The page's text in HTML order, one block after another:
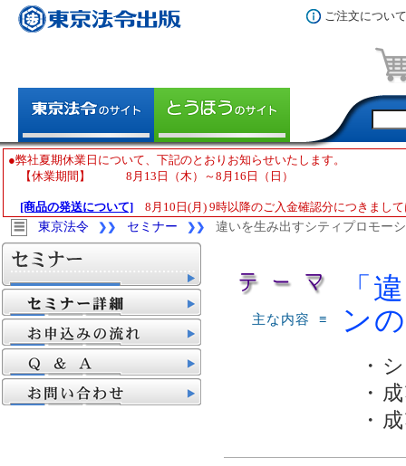
ご注文について
●弊社夏期休業日について、下記のとおりお知らせいたします。
【休業期間】 8月13日（木）～8月16日（日）
[商品の発送について] 8月10日(月) 9時以降のご入金確認分につきまし
☰ 東京法令 ❯❯ セミナー ❯❯ 違いを生み出すシティプロモー
主な内容 ≡
「
ン
・
・
・